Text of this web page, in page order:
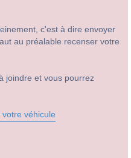
c'est à dire envoyer
au préalable recenser votre
joindre et vous pourrez
votre véhicule